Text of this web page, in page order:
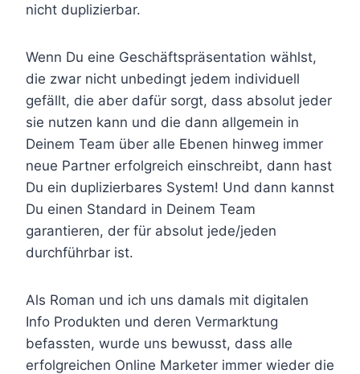
nicht duplizierbar.
Wenn Du eine Geschäftspräsentation wählst,
die zwar nicht unbedingt jedem individuell
gefällt, die aber dafür sorgt, dass absolut jeder
sie nutzen kann und die dann allgemein in
Deinem Team über alle Ebenen hinweg immer
neue Partner erfolgreich einschreibt, dann hast
Du ein duplizierbares System! Und dann kannst
Du einen Standard in Deinem Team
garantieren, der für absolut jede/jeden
durchführbar ist.
Als Roman und ich uns damals mit digitalen
Info Produkten und deren Vermarktung
befassten, wurde uns bewusst, dass alle
erfolgreichen Online Marketer immer wieder die